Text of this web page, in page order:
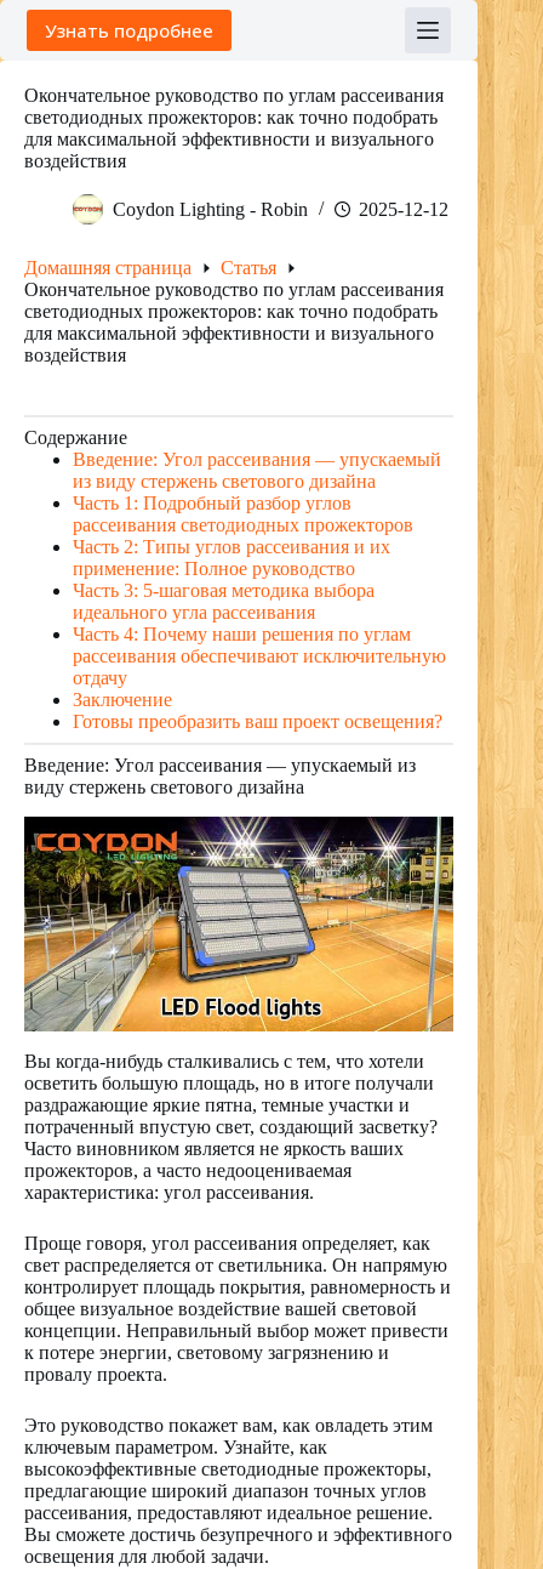
Skip
content
Узнать подробнее
Окончательное руководство по углам рассеивания
светодиодных прожекторов: как точно подобрать
для максимальной эффективности и визуального
воздействия
Coydon Lighting - Robin 2025-12-12
Домашняя страница
Cтатья
Окончательное руководство по углам рассеивания
светодиодных прожекторов: как точно подобрать
для максимальной эффективности и визуального
воздействия
Содержание
Введение: Угол рассеивания — упускаемый
из виду стержень светового дизайна
Часть 1: Подробный разбор углов
рассеивания светодиодных прожекторов
Часть 2: Типы углов рассеивания и их
применение: Полное руководство
Часть 3: 5-шаговая методика выбора
идеального угла рассеивания
Часть 4: Почему наши решения по углам
рассеивания обеспечивают исключительную
отдачу
Заключение
Готовы преобразить ваш проект освещения?
Введение: Угол рассеивания — упускаемый из
виду стержень светового дизайна
Вы когда-нибудь сталкивались с тем, что хотели
осветить большую площадь, но в итоге получали
раздражающие яркие пятна, темные участки и
потраченный впустую свет, создающий засветку?
Часто виновником является не яркость ваших
прожекторов, а часто недооцениваемая
характеристика: угол рассеивания.
Проще говоря, угол рассеивания определяет, как
свет распределяется от светильника. Он напрямую
контролирует площадь покрытия, равномерность и
общее визуальное воздействие вашей световой
концепции. Неправильный выбор может привести
к потере энергии, световому загрязнению и
провалу проекта.
Это руководство покажет вам, как овладеть этим
ключевым параметром. Узнайте, как
высокоэффективные светодиодные прожекторы,
предлагающие широкий диапазон точных углов
рассеивания, предоставляют идеальное решение.
Вы сможете достичь безупречного и эффективного
освещения для любой задачи.